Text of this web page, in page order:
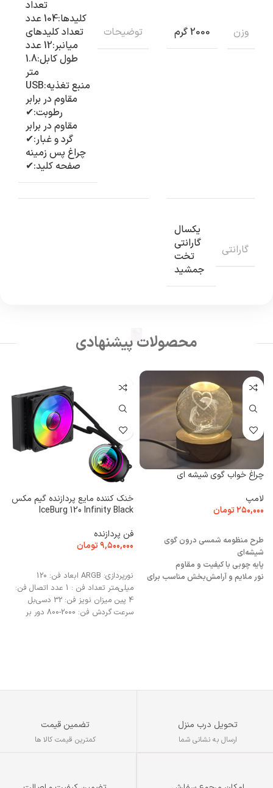
وزن 2000 گرم توضیحات
تعداد
کلیدها:104 عدد
تعداد کلیدهای
میانبر:12 عدد
طول کابل:1.8
متر
منبع تغذیه:USB
مقاوم در برابر
رطوبت:✔
مقاوم در برابر
گرد و غبار:✔
چراغ‌ پس زمینه
صفحه کلید:✔
گارانتی
یکسال
گارانتی
تخت
جمشید
محصولات پیشنهادی
چراغ خواب گوی شیشه‌ ای
لامپ
۲۵۰,۰۰۰تومان
طرح منظومه شمسی درون گوی
شیشه‌ای
پایه چوبی با کیفیت و مقاوم
نور ملایم و آرامش‌بخش مناسب برای
خنک کننده مایع پردازنده گیم مکس
IceBurg 120 Infinity Black
فن پردازنده
۹,۵۰۰,۰۰۰تومان
نورپردازی: ARGB ابعاد فن: 120
میلی‌متر تعداد فن : 1 عدد اتصال فن:
4 پین میزان نویز فن: 32 دسی‌بل
سرعت گردش فن: 2000-800 دور بر
تحویل درب منزل
ارسال به نشانی شما
تضمین قیمت
کمترین قیمت کالا ها